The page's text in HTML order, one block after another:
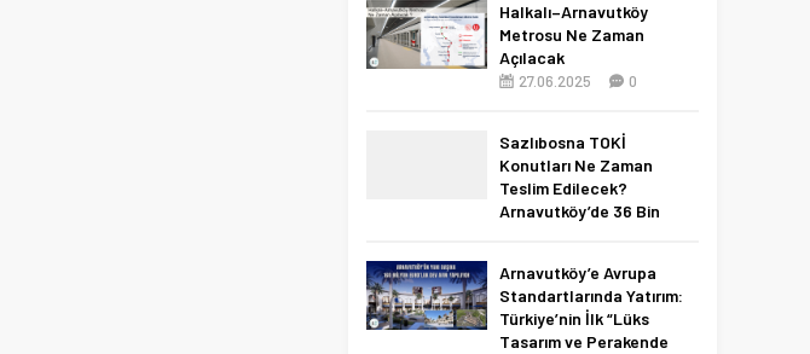
Halkalı–Arnavutköy
Metrosu Ne Zaman
Açılacak
27.06.2025 0
Sazlıbosna TOKİ
Konutları Ne Zaman
Teslim Edilecek?
Arnavutköy’de 36 Bin
11.04.2026 0
Arnavutköy’e Avrupa
Standartlarında Yatırım:
Türkiye’nin İlk “Lüks
Tasarım ve Perakende